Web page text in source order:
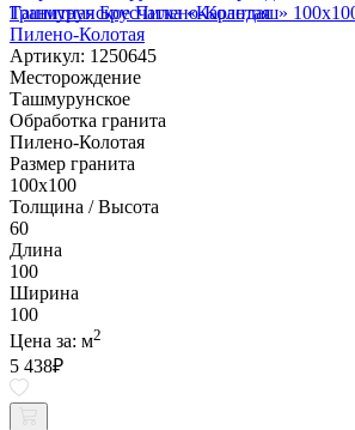
Гранитная Брусчатка «Карандаш»
Пилено-Колотая
Артикул: 1250645
Месторождение
Ташмурунское
Обработка гранита
Пилено-Колотая
Размер гранита
100х100
Толщина / Высота
60
Длина
100
Ширина
100
Цена за: м2
5 438₽